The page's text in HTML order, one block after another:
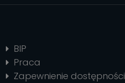
BIP
Praca
Zapewnienie dostępności